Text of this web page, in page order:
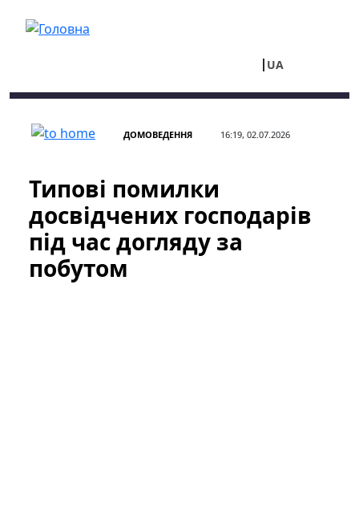
UA
ДОМОВЕДЕННЯ 16:19, 02.07.2026
Типові помилки
досвідчених господарів
під час догляду за
побутом